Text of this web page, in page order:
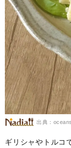
出典：
ギリシャやトルコ